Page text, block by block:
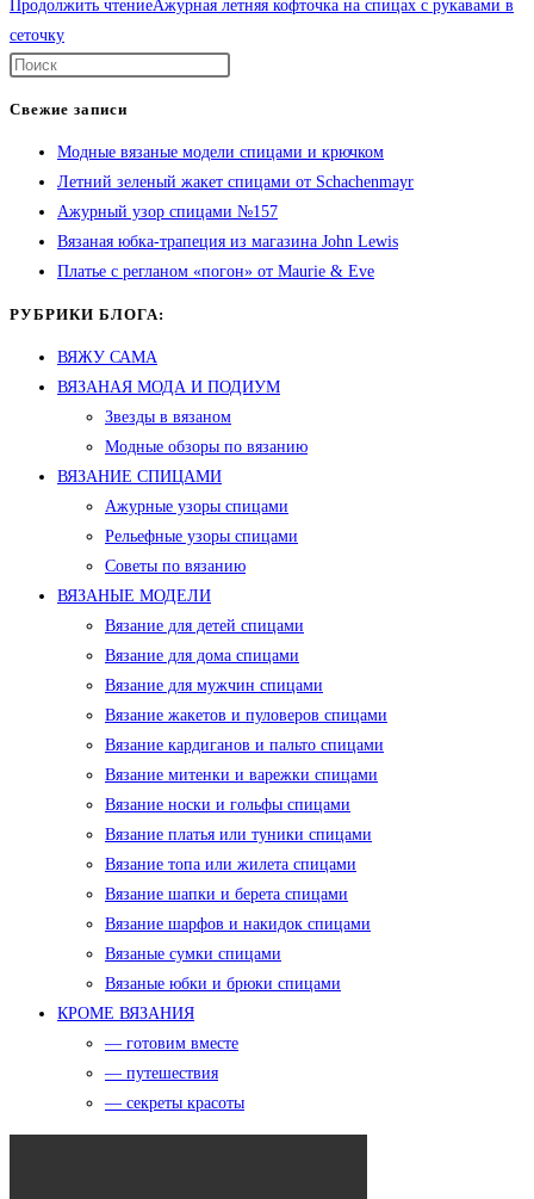
Продолжить чтениеАжурная летняя кофточка на спицах с рукавами в
сеточку
Свежие записи
Модные вязаные модели спицами и крючком
Летний зеленый жакет спицами от Schachenmayr
Ажурный узор спицами №157
Вязаная юбка-трапеция из магазина John Lewis
Платье с регланом «погон» от Maurie & Eve
РУБРИКИ БЛОГА:
ВЯЖУ САМА
ВЯЗАНАЯ МОДА И ПОДИУМ
Звезды в вязаном
Модные обзоры по вязанию
ВЯЗАНИЕ СПИЦАМИ
Ажурные узоры спицами
Рельефные узоры спицами
Советы по вязанию
ВЯЗАНЫЕ МОДЕЛИ
Вязание для детей спицами
Вязание для дома спицами
Вязание для мужчин спицами
Вязание жакетов и пуловеров спицами
Вязание кардиганов и пальто спицами
Вязание митенки и варежки спицами
Вязание носки и гольфы спицами
Вязание платья или туники спицами
Вязание топа или жилета спицами
Вязание шапки и берета спицами
Вязание шарфов и накидок спицами
Вязаные сумки спицами
Вязаные юбки и брюки спицами
КРОМЕ ВЯЗАНИЯ
— готовим вместе
— путешествия
— секреты красоты